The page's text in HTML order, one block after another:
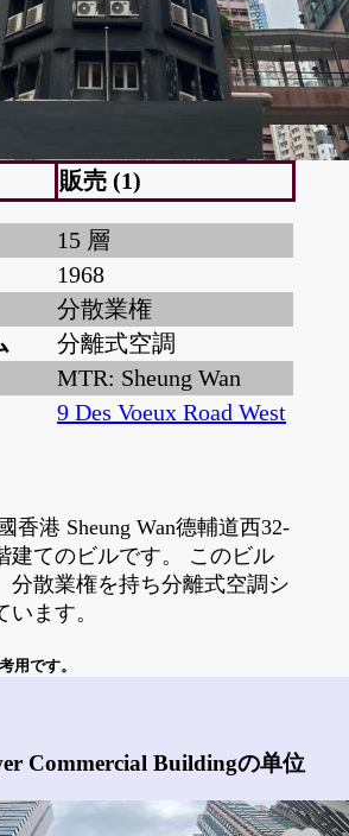
販売 (1)
15 層
1968
分散業権
分離式空調
MTR: Sheung Wan
9 Des Voeux Road West
香港 Sheung Wan德輔道西32-
建てのビルです。 このビル
分散業権を持ち分離式空調シ
ます。
用です。
Commercial Buildingの单位